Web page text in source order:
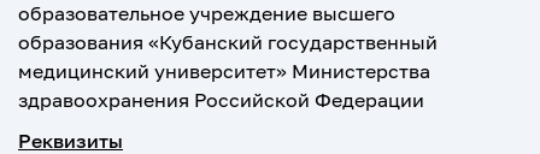
образовательное учреждение высшего
образования «Кубанский государственный
медицинский университет» Министерства
здравоохранения Российской Федерации
Реквизиты